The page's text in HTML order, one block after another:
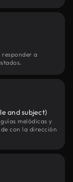
a
and subject)
melódicas y
con la dirección